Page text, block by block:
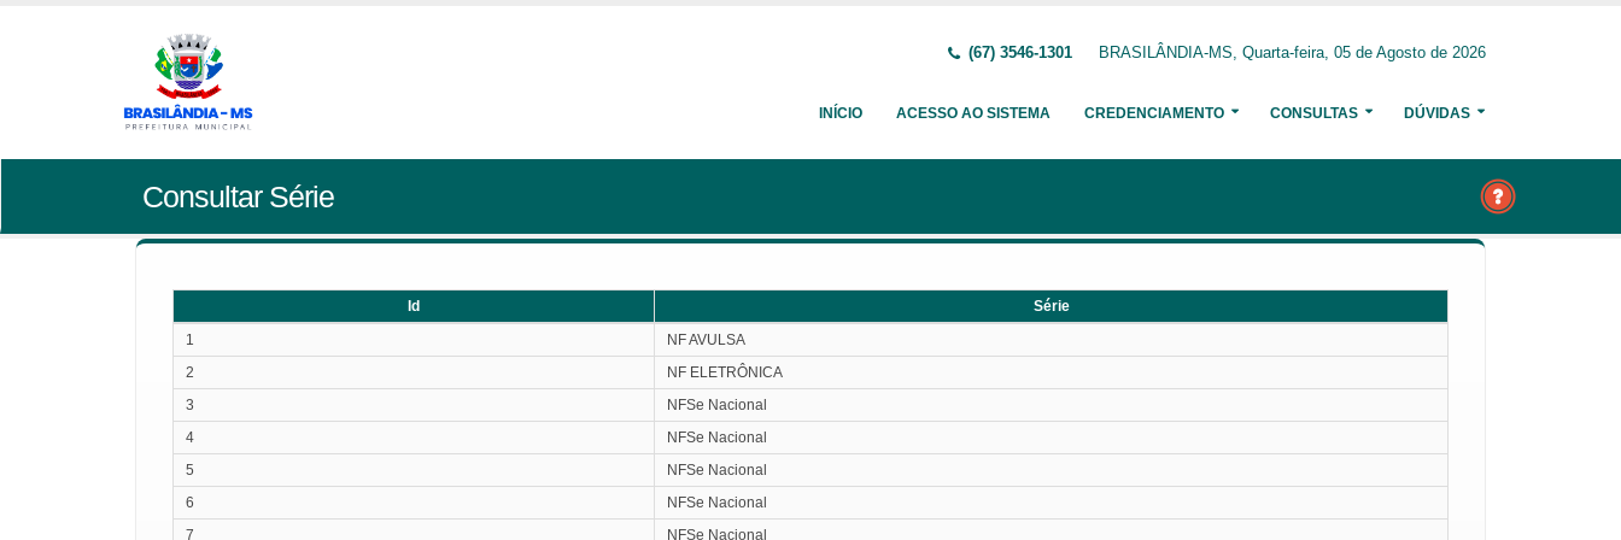
(67) 3546-1301 BRASILÂNDIA-MS, Quarta-feira, 05 de Agosto de 2026
INÍCIO ACESSO AO SISTEMA CREDENCIAMENTO CONSULTAS DÚVIDAS
Consultar Série
Id
Série
1
NF AVULSA
2
NF ELETRÔNICA
3
NFSe Nacional
4
NFSe Nacional
5
NFSe Nacional
6
NFSe Nacional
7
NFSe Nacional